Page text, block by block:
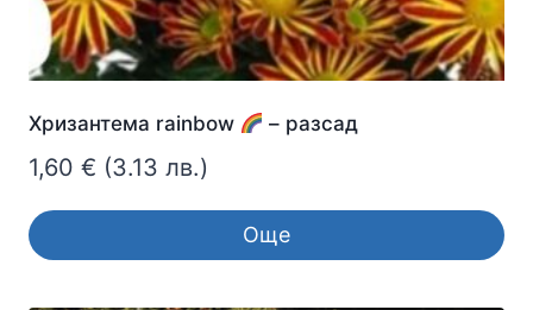
Хризантема rainbow – разсад
1,60 € (3.13 лв.)
Още